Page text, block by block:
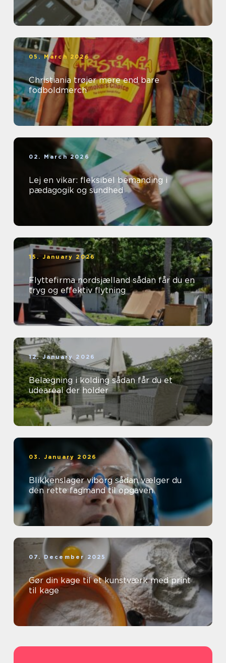
05. March 2026
Christiania trøjer mere end bare
fodboldmerch
02. March 2026
Lej en vikar: fleksibel bemanding i
pædagogik og sundhed
15. January 2026
Flyttefirma nordsjælland sådan får du en
tryg og effektiv flytning
12. January 2026
Belægning i kolding sådan får du et
udeareal der holder
03. January 2026
Blikkenslager viborg sådan vælger du
den rette fagmand til opgaven
07. December 2025
Gør din kage til et kunstværk med print
til kage